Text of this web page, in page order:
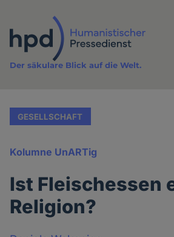
Inhalt
Der säkulare Blick auf die Welt.
GESELLSCHAFT
Kolumne UnARTig
Ist Fleischessen
Religion?